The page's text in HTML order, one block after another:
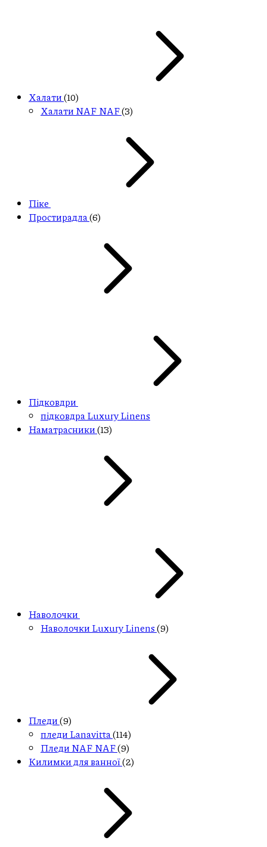
Халати(10)
Халати NAF NAF(3)
Піке
Простирадла (6)
Підковдри
підковдра Luxury Linens
Наматрасники(13)
Наволочки
Наволочки Luxury Linens(9)
Пледи(9)
пледи Lanavitta (114)
Пледи NAF NAF(9)
Килимки для ванної(2)